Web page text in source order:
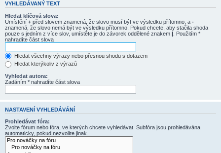
VYHLEDÁVANÝ TEXT
Hledat klíčová slova:
Umístění + před slovem znamená, že slovo musí být ve výsledku přítomno, a -
znamená, že slovo nemá být ve výsledku přítomno. Pokud chcete, aby stačila shoda
pouze s jedním z více slov, umístěte je do závorek oddělené znakem | . Použitím *
nahradíte část slova
Hledat všechny výrazy nebo přesnou shodu s dotazem
Hledat kterýkoliv z výrazů
Vyhledat autora:
Zadáním * nahradíte část slova
NASTAVENÍ VYHLEDÁVÁNÍ
Prohledávat fóra:
Zvolte fórum nebo fóra, ve kterých chcete vyhledávat. Subfóra jsou prohledávána
automaticky, pokud nezvolíte jinak.